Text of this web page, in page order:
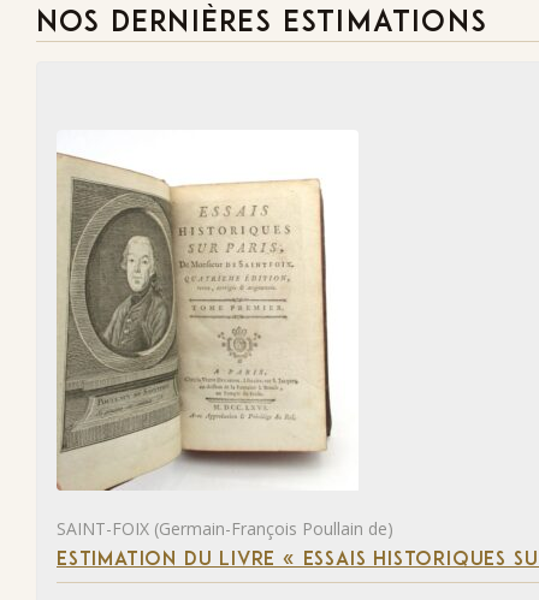
NOS DERNIÈRES ESTIMATIONS
SAINT-FOIX (Germain-François Poullain de)
ESTIMATION DU LIVRE « ESSAIS HISTORIQUES